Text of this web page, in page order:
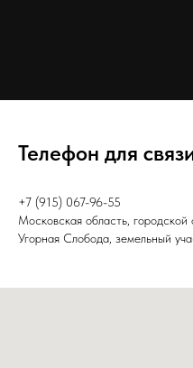
Телефон для
+7 (915) 067-96-55
Московская область, городской
Угорная Слобода, земельный